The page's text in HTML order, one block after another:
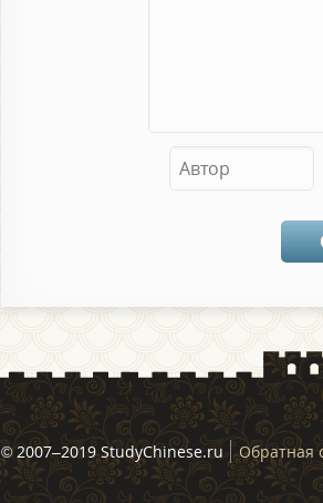
© 2007–2019 StudyChinese.ru Обратная